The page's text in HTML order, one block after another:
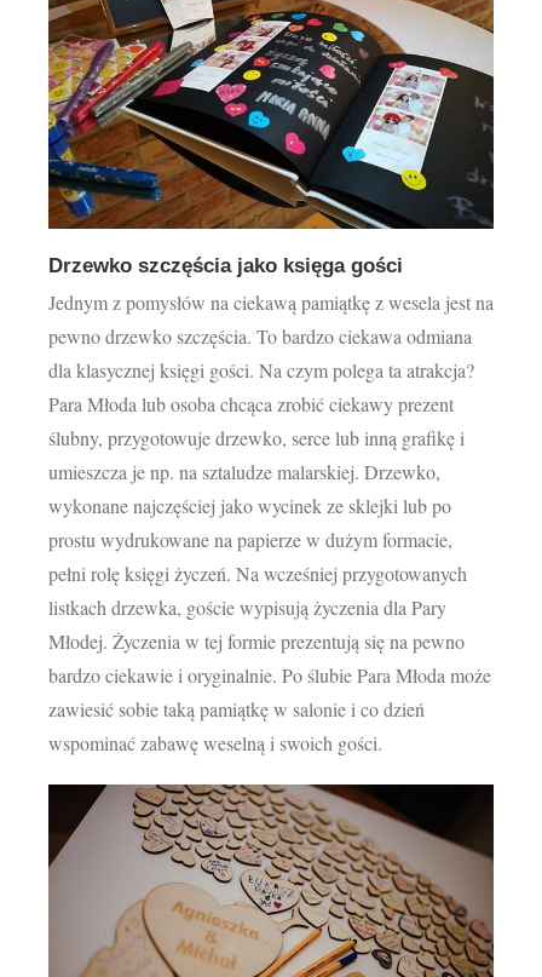
Drzewko szczęścia jako księga gości
Jednym z pomysłów na ciekawą pamiątkę z wesela jest na
pewno drzewko szczęścia. To bardzo ciekawa odmiana
dla klasycznej księgi gości. Na czym polega ta atrakcja?
Para Młoda lub osoba chcąca zrobić ciekawy prezent
ślubny, przygotowuje drzewko, serce lub inną grafikę i
umieszcza je np. na sztaludze malarskiej. Drzewko,
wykonane najczęściej jako wycinek ze sklejki lub po
prostu wydrukowane na papierze w dużym formacie,
pełni rolę księgi życzeń. Na wcześniej przygotowanych
listkach drzewka, goście wypisują życzenia dla Pary
Młodej. Życzenia w tej formie prezentują się na pewno
bardzo ciekawie i oryginalnie. Po ślubie Para Młoda może
zawiesić sobie taką pamiątkę w salonie i co dzień
wspominać zabawę weselną i swoich gości.